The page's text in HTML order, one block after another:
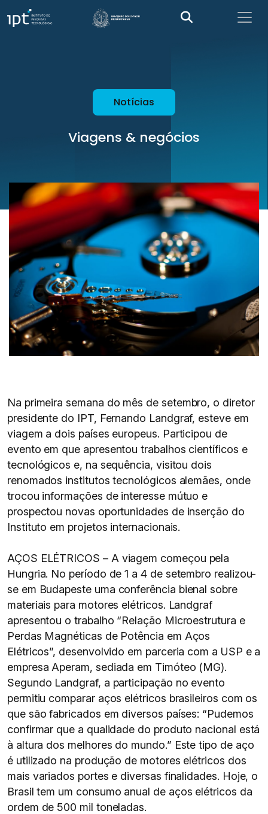
Notícias
Viagens & negócios
Na primeira semana do mês de setembro, o diretor
presidente do IPT, Fernando Landgraf, esteve em
viagem a dois países europeus. Participou de
evento em que apresentou trabalhos científicos e
tecnológicos e, na sequência, visitou dois
renomados institutos tecnológicos alemães, onde
trocou informações de interesse mútuo e
prospectou novas oportunidades de inserção do
Instituto em projetos internacionais.
AÇOS ELÉTRICOS – A viagem começou pela
Hungria. No período de 1 a 4 de setembro realizou-
se em Budapeste uma conferência bienal sobre
materiais para motores elétricos. Landgraf
apresentou o trabalho “Relação Microestrutura e
Perdas Magnéticas de Potência em Aços
Elétricos”, desenvolvido em parceria com a USP e a
empresa Aperam, sediada em Timóteo (MG).
Segundo Landgraf, a participação no evento
permitiu comparar aços elétricos brasileiros com os
que são fabricados em diversos países: “Pudemos
confirmar que a qualidade do produto nacional está
à altura dos melhores do mundo.” Este tipo de aço
é utilizado na produção de motores elétricos dos
mais variados portes e diversas finalidades. Hoje, o
Brasil tem um consumo anual de aços elétricos da
ordem de 500 mil toneladas.